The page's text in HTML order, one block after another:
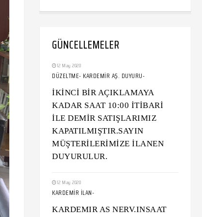
GÜNCELLEMELER
12 May 2020
DÜZELTME- KARDEMİR AŞ. DUYURU-
İKİNCİ BİR AÇIKLAMAYA
KADAR SAAT 10:00 İTİBARİ
İLE DEMİR SATIŞLARIMIZ
KAPATILMIŞTIR.SAYIN
MÜŞTERİLERİMİZE İLANEN
DUYURULUR.
12 May 2020
KARDEMİR İLAN-
KARDEMIR AS NERV.INSAAT